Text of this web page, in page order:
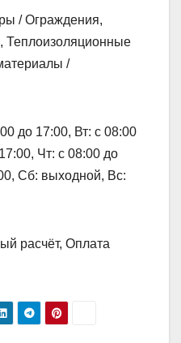
/ Ограждения,
Теплоизоляционные
/
до 17:00, Вт: с 08:00
Чт: с 08:00 до
Сб: выходной, Вс:
расчёт, Оплата